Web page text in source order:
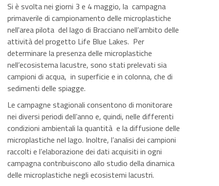
Si è svolta nei giorni 3 e 4 maggio, la campagna
primaverile di campionamento delle microplastiche
nell'area pilota del lago di Bracciano nell’ambito delle
attività del progetto Life Blue Lakes. Per
determinare la presenza delle microplastiche
nell’ecosistema lacustre, sono stati prelevati sia
campioni di acqua, in superficie e in colonna, che di
sedimenti delle spiagge.
Le campagne stagionali consentono di monitorare
nei diversi periodi dell’anno e, quindi, nelle differenti
condizioni ambientali la quantità e la diffusione delle
microplastiche nel lago. Inoltre, l’analisi dei campioni
raccolti e l’elaborazione dei dati acquisiti in ogni
campagna contribuiscono allo studio della dinamica
delle microplastiche negli ecosistemi lacustri.